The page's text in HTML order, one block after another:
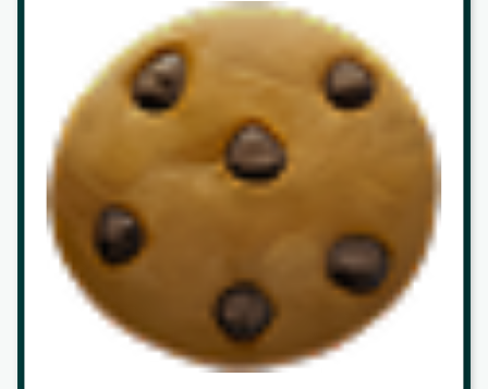
Реквизиты и контакты
Партнерство
Работа в ЦБО
Программы
МВА
mini МВА
Корпоративное обучение
Интеллектуальные путешествия
Молодежная Бизнес Лига (МБЛ)